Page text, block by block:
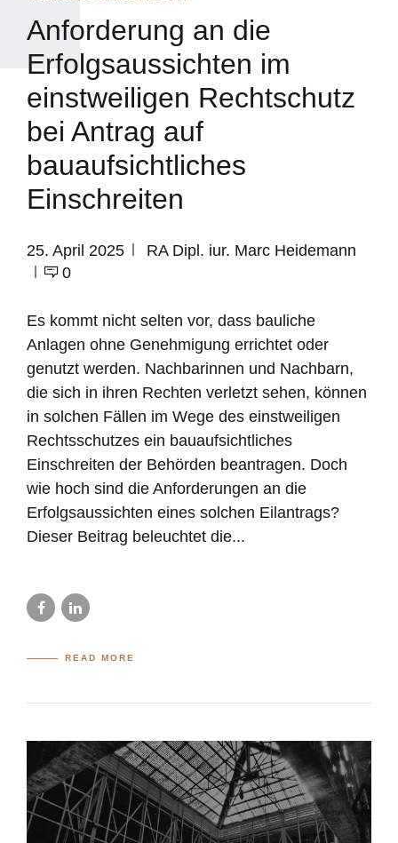
Anforderung an die
Erfolgsaussichten im
einstweiligen Rechtschutz
bei Antrag auf
bauaufsichtliches
Einschreiten
25. April 2025
RA Dipl. iur. Marc Heidemann
0
Es kommt nicht selten vor, dass bauliche
Anlagen ohne Genehmigung errichtet oder
genutzt werden. Nachbarinnen und Nachbarn,
die sich in ihren Rechten verletzt sehen, können
in solchen Fällen im Wege des einstweiligen
Rechtsschutzes ein bauaufsichtliches
Einschreiten der Behörden beantragen. Doch
wie hoch sind die Anforderungen an die
Erfolgsaussichten eines solchen Eilantrags?
Dieser Beitrag beleuchtet die...
READ MORE